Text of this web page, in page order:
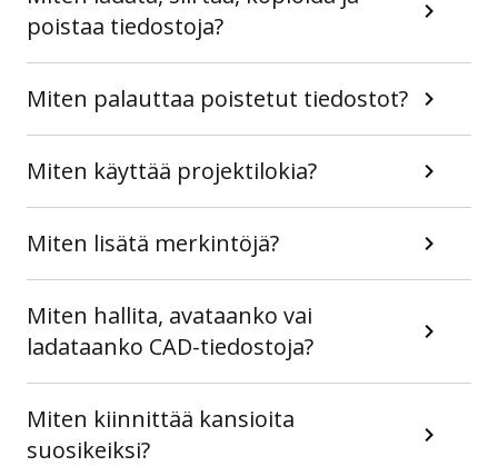
poistaa tiedostoja?
Miten palauttaa poistetut tiedostot?
Miten käyttää projektilokia?
Miten lisätä merkintöjä?
Miten hallita, avataanko vai
ladataanko CAD-tiedostoja?
Miten kiinnittää kansioita
suosikeiksi?